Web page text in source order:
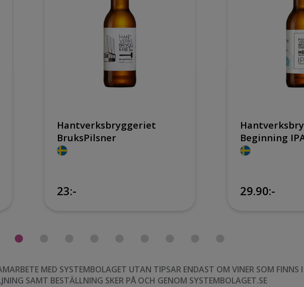
Hantverksbryggeriet
BruksPilsner
23:-
Beginning
29.90:-
MED SYSTEMBOLAGET UTAN TIPSAR ENDAST OM VINER SOM FINNS
SAMT BESTÄLLNING SKER PÅ OCH GENOM SYSTEMBOLAGET.SE